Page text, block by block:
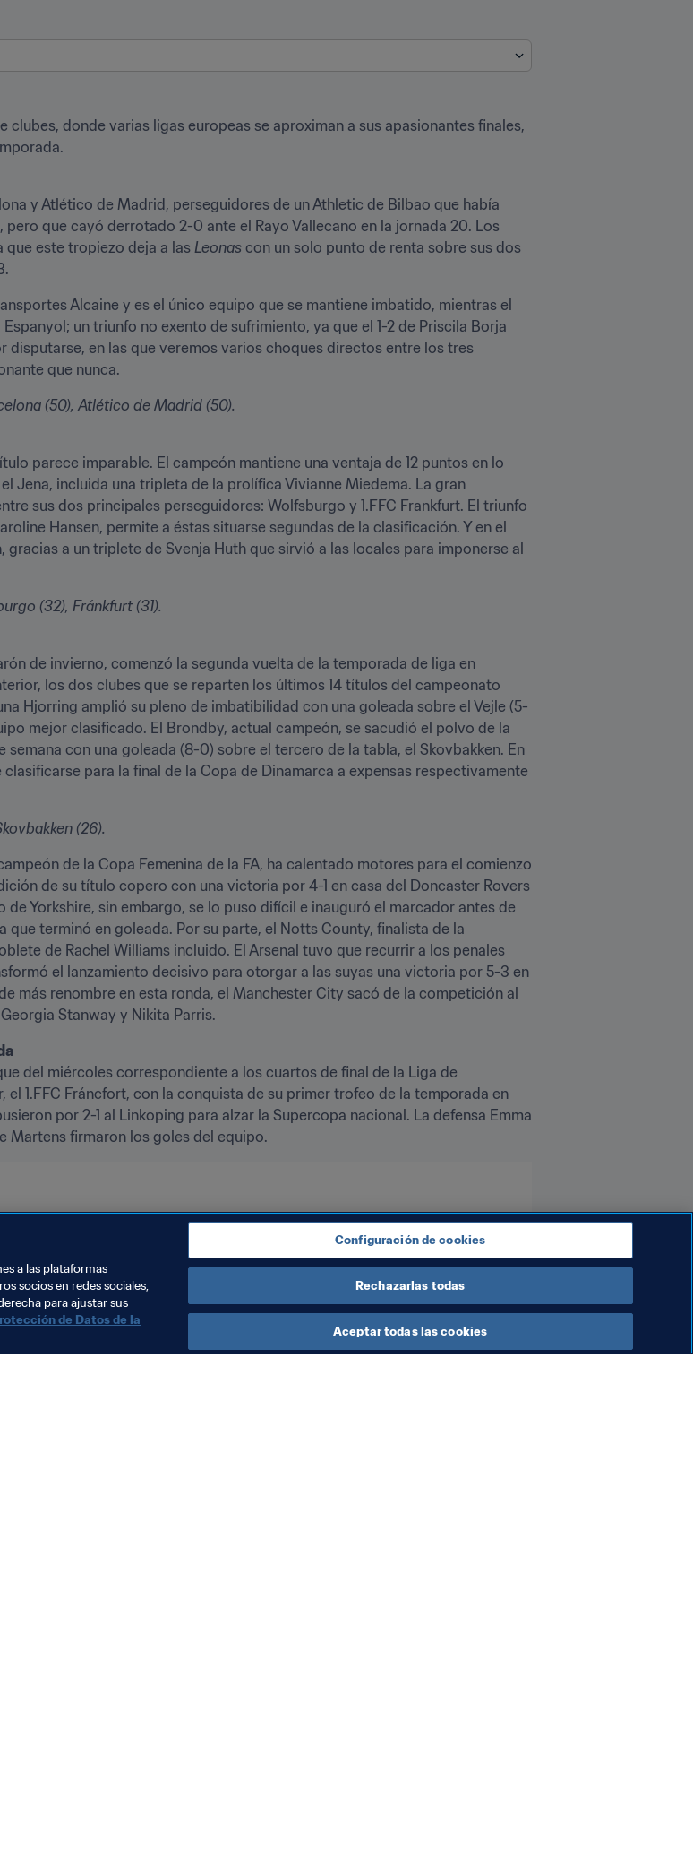
donde varias ligas europeas se aproximan a sus apasionantes finales,
y Atlético de Madrid, perseguidores de un Athletic de Bilbao que había
que cayó derrotado 2-0 ante el Rayo Vallecano en la jornada 20. Los
que este tropiezo deja a las Leonas con un solo punto de renta sobre sus dos
Alcaine y es el único equipo que se mantiene imbatido, mientras el
un triunfo no exento de sufrimiento, ya que el 1-2 de Priscila Borja
disputarse, en las que veremos varios choques directos entre los tres
que nunca.
(50), Atlético de Madrid (50).
parece imparable. El campeón mantiene una ventaja de 12 puntos en lo
Jena, incluida una tripleta de la prolífica Vivianne Miedema. La gran
sus dos principales perseguidores: Wolfsburgo y 1.FFC Frankfurt. El triunfo
Hansen, permite a éstas situarse segundas de la clasificación. Y en el
a un triplete de Svenja Huth que sirvió a las locales para imponerse al
(32), Fránkfurt (31).
de invierno, comenzó la segunda vuelta de la temporada de liga en
los dos clubes que se reparten los últimos 14 títulos del campeonato
Hjorring amplió su pleno de imbatibilidad con una goleada sobre el Vejle (5-
mejor clasificado. El Brondby, actual campeón, se sacudió el polvo de la
con una goleada (8-0) sobre el tercero de la tabla, el Skovbakken. En
para la final de la Copa de Dinamarca a expensas respectivamente
(26).
de la Copa Femenina de la FA, ha calentado motores para el comienzo
de su título copero con una victoria por 4-1 en casa del Doncaster Rovers
Yorkshire, sin embargo, se lo puso difícil e inauguró el marcador antes de
terminó en goleada. Por su parte, el Notts County, finalista de la
de Rachel Williams incluido. El Arsenal tuvo que recurrir a los penales
el lanzamiento decisivo para otorgar a las suyas una victoria por 5-3 en
más renombre en esta ronda, el Manchester City sacó de la competición al
Stanway y Nikita Parris.
del miércoles correspondiente a los cuartos de final de la Liga de
el 1.FFC Fráncfort, con la conquista de su primer trofeo de la temporada en
por 2-1 al Linkoping para alzar la Supercopa nacional. La defensa Emma
Martens firmaron los goles del equipo.
a las plataformas
socios en redes sociales,
para ajustar sus
de Datos de la
Configuración de cookies
Rechazarlas todas
Aceptar todas las cookies